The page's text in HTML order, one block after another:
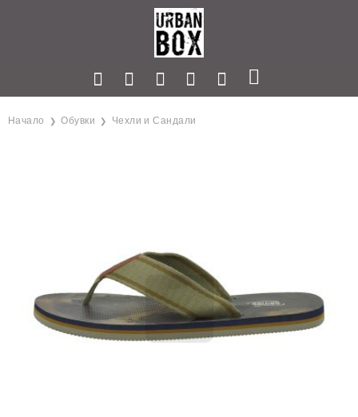
Начало Обувки Чехли и Сандали